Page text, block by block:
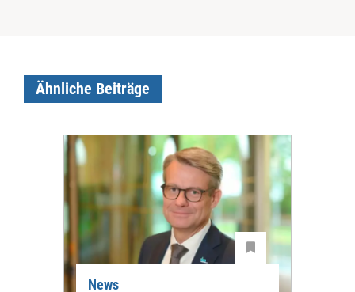
Ähnliche Beiträge
News